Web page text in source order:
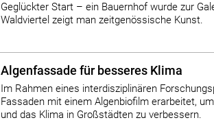
Geglückter Start – ein Bauernhof wurde zur
Waldviertel zeigt man zeitgenössische Kunst.
Algenfassade für besseres Klima
Im Rahmen eines interdisziplinären
Fassaden mit einem Algenbiofilm erarbeitet,
und das Klima in Großstädten zu verbessern.